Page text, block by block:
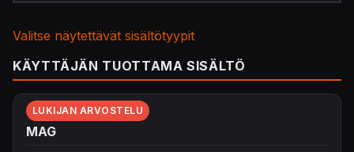
Valitse näytettävät sisältötyypit
KÄYTTÄJÄN TUOTTAMA SISÄLTÖ
LUKIJAN ARVOSTELU
MAG